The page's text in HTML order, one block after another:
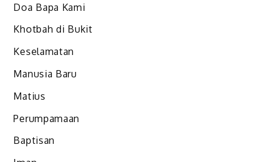
Doa Bapa Kami
Khotbah di Bukit
Keselamatan
Manusia Baru
Matius
Perumpamaan
Baptisan